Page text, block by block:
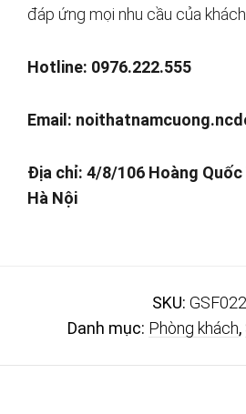
đáp ứng mọi nhu cầu của
Hotline: 0976.222.555
Email:
Địa chỉ: 4/8/106 Hoàng Quốc
Hà Nội
SKU:
Danh mục: Phòng khách,